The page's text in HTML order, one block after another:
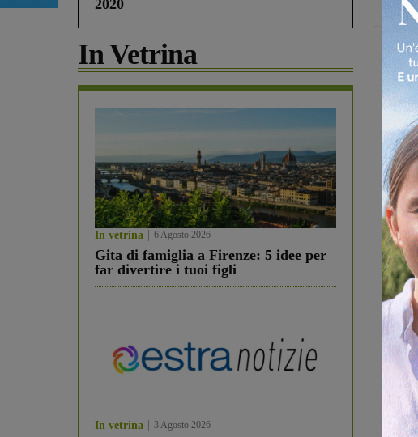
2020
In Vetrina
In vetrina 6 Agosto 2026
Gita di famiglia a Firenze: 5 idee per
far divertire i tuoi figli
In vetrina 3 Agosto 2026